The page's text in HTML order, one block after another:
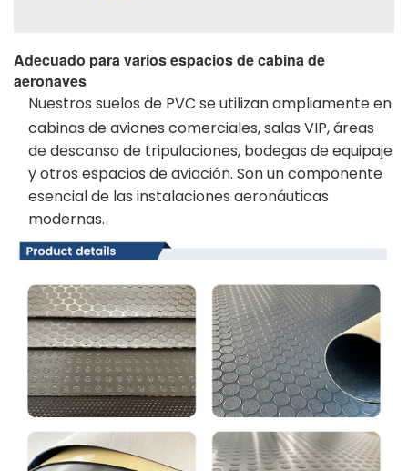
Adecuado para varios espacios de cabina de
aeronaves
Nuestros suelos de PVC se utilizan ampliamente en
cabinas de aviones comerciales, salas VIP, áreas
de descanso de tripulaciones, bodegas de equipaje
y otros espacios de aviación. Son un componente
esencial de las instalaciones aeronáuticas
modernas.